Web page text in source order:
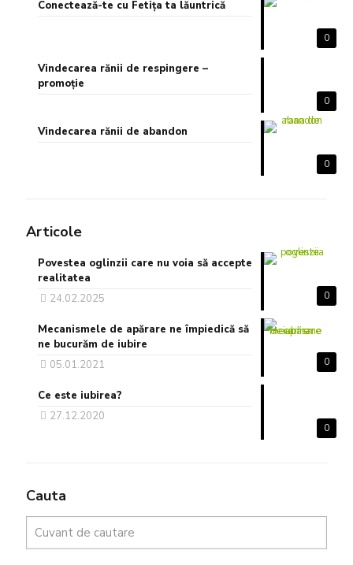
0
Conectează-te cu Fetița ta lăuntrică
0
Vindecarea rănii de respingere –
promoție
0
Vindecarea rănii de abandon
Articole
0
Povestea oglinzii care nu voia să accepte
realitatea
24.02.2025
0
Mecanismele de apărare ne împiedică să
ne bucurăm de iubire
05.01.2021
0
Ce este iubirea?
27.12.2020
Cauta